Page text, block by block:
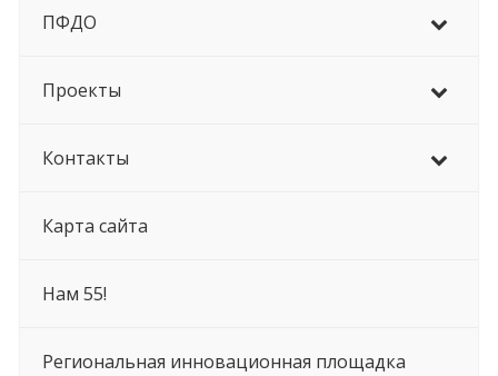
ПФДО
Проекты
Контакты
Карта сайта
Нам 55!
Региональная инновационная площадка